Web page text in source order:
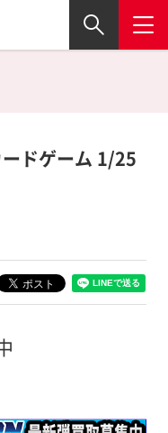
ードゲーム 1/25